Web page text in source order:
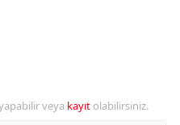
veya kayıt olabilirsiniz.